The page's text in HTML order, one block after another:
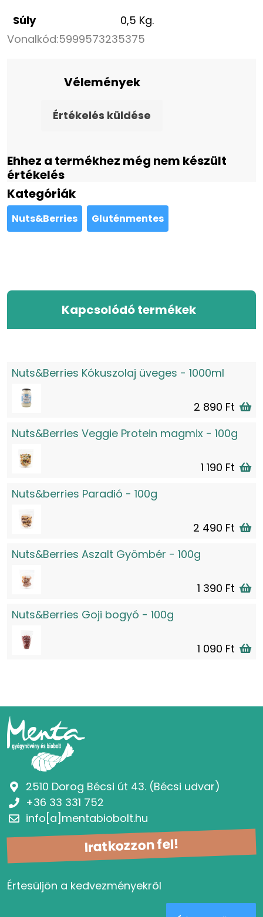
Súly
0,5 Kg.
Vonalkód:5999573235375
Vélemények
Értékelés küldése
Ehhez a termékhez még nem készült
értékelés
Kategóriák
Nuts&Berries Gluténmentes
Kapcsolódó termékek
Nuts&Berries Kókuszolaj üveges - 1000ml
2 890 Ft
Nuts&Berries Veggie Protein magmix - 100g
1 190 Ft
Nuts&berries Paradió - 100g
2 490 Ft
Nuts&Berries Aszalt Gyömbér - 100g
1 390 Ft
Nuts&Berries Goji bogyó - 100g
1 090 Ft
Iratkozzon fel!
Értesüljön a kedvezményekről
2510 Dorog Bécsi út 43. (Bécsi udvar)
+36 33 331 752
info[a]mentabiobolt.hu